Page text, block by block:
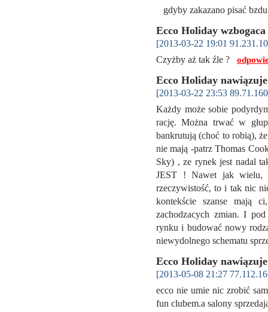
gdyby zakazano pisać
Ecco Holiday
[2013-03-22 19:01
Czyżby aż tak źle ?
Ecco Holiday
[2013-03-22 23:53
Każdy może sobie
rację. Można trwać w
bankrutują (choć to robią),
nie mają -patrz Thomas
Sky) , ze rynek jest nadal
JEST ! Nawet jak wielu,
rzeczywistość, to i tak nic
kontekście szanse mają
zachodzacych zmian. I
rynku i budować nowy
niewydolnego schematu
Ecco Holiday
[2013-05-08 21:27
ecco nie umie nic zrobić
fun clubem.a salony